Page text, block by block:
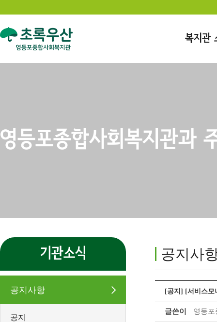
복지관
영등포종합사회복지관과
기관소식
공지사항
공지
공지사
[공지] [서비스모
글쓴이 영등